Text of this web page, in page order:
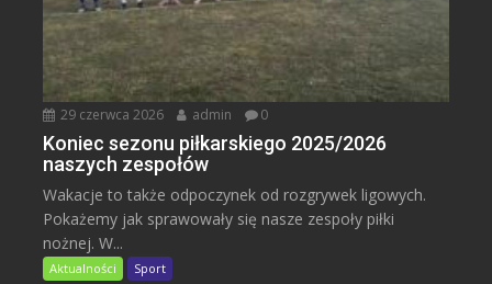
29 czerwca 2026 admin 0
Koniec sezonu piłkarskiego 2025/2026
naszych zespołów
Wakacje to także odpoczynek od rozgrywek ligowych.
Pokażemy jak sprawowały się nasze zespoły piłki
nożnej. W...
Aktualności Sport